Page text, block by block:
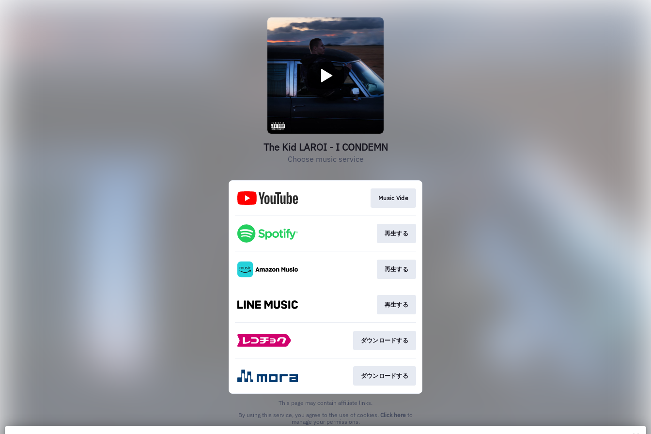
The Kid LAROI - I CONDEMN
Choose music service
Music Vide
再生する
再生する
再生する
ダウンロードする
ダウンロードする
This page may contain affiliate links.
By using this service, you agree to the use of cookies. Click here to
manage your permissions.